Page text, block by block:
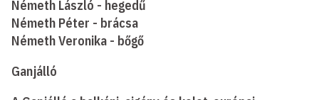
Németh László - hegedű
Németh Péter - brácsa
Németh Veronika - bőgő
Ganjálló